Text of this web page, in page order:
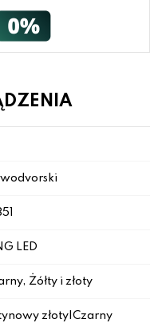
LED
Żółty i złoty
złoty|Czarny